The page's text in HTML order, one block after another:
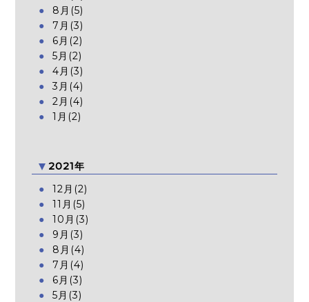
8月(5)
7月(3)
6月(2)
5月(2)
4月(3)
3月(4)
2月(4)
1月(2)
2021年
12月(2)
11月(5)
10月(3)
9月(3)
8月(4)
7月(4)
6月(3)
5月(3)